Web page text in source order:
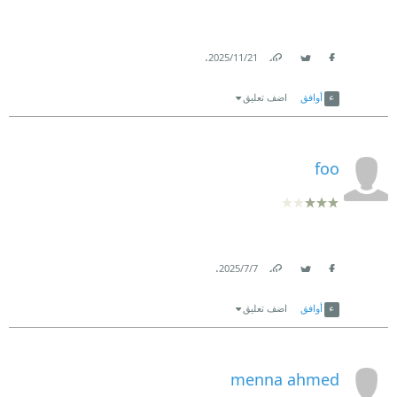
21‏/11‏/2025
.
أوافق اضف تعليق
foo
7‏/7‏/2025
.
أوافق اضف تعليق
menna ahmed